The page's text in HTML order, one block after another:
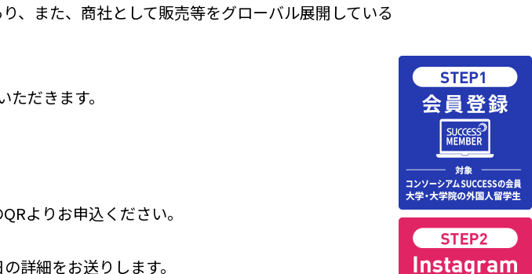
、また、商社として販売等をグローバル展開している
だきます。
よりお申込ください。
をお送りします。